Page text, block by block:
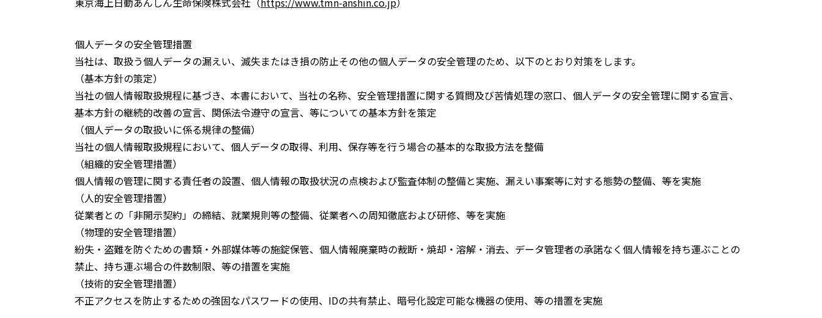
個人データの安全管理措置
当社は、取扱う個人データの漏えい、滅失またはき損の防止その他の個人データの安全管理のため、以下のとおり対策をします。
（基本方針の策定）
当社の個人情報取扱規程に基づき、本書において、当社の名称、安全管理措置に関する質問及び苦情処理の窓口、個人データの安全管理に関する宣言、
基本方針の継続的改善の宣言、関係法令遵守の宣言、等についての基本方針を策定
（個人データの取扱いに係る規律の整備）
当社の個人情報取扱規程において、個人データの取得、利用、保存等を行う場合の基本的な取扱方法を整備
（組織的安全管理措置）
個人情報の管理に関する責任者の設置、個人情報の取扱状況の点検および監査体制の整備と実施、漏えい事案等に対する態勢の整備、等を実施
（人的安全管理措置）
従業者との「非開示契約」の締結、就業規則等の整備、従業者への周知徹底および研修、等を実施
（物理的安全管理措置）
紛失・盗難を防ぐための書類・外部媒体等の施錠保管、個人情報廃棄時の裁断・焼却・溶解・消去、データ管理者の承諾なく個人情報を持ち運ぶことの
禁止、持ち運ぶ場合の件数制限、等の措置を実施
（技術的安全管理措置）
不正アクセスを防止するための強固なパスワードの使用、IDの共有禁止、暗号化設定可能な機器の使用、等の措置を実施